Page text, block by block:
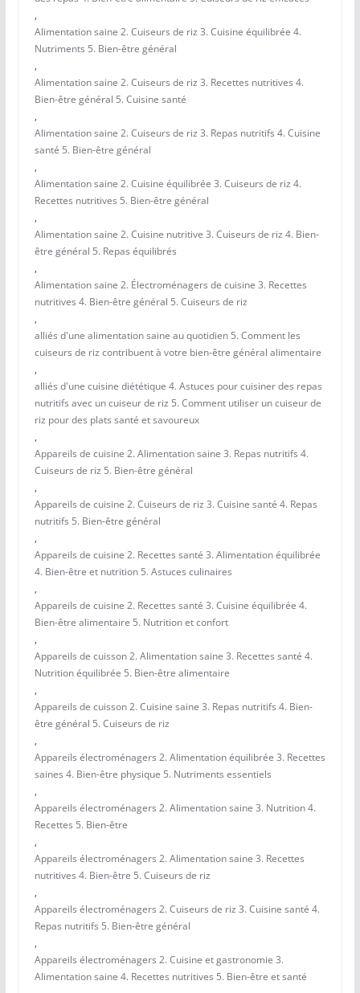
,
Alimentation saine 2. Cuiseurs de riz 3. Cuisine équilibrée 4.
Nutriments 5. Bien-être général
,
Alimentation saine 2. Cuiseurs de riz 3. Recettes nutritives 4.
Bien-être général 5. Cuisine santé
,
Alimentation saine 2. Cuiseurs de riz 3. Repas nutritifs 4. Cuisine
santé 5. Bien-être général
,
Alimentation saine 2. Cuisine équilibrée 3. Cuiseurs de riz 4.
Recettes nutritives 5. Bien-être général
,
Alimentation saine 2. Cuisine nutritive 3. Cuiseurs de riz 4. Bien-
être général 5. Repas équilibrés
,
Alimentation saine 2. Électroménagers de cuisine 3. Recettes
nutritives 4. Bien-être général 5. Cuiseurs de riz
,
alliés d'une alimentation saine au quotidien 5. Comment les
cuiseurs de riz contribuent à votre bien-être général alimentaire
,
alliés d'une cuisine diététique 4. Astuces pour cuisiner des repas
nutritifs avec un cuiseur de riz 5. Comment utiliser un cuiseur de
riz pour des plats santé et savoureux
,
Appareils de cuisine 2. Alimentation saine 3. Repas nutritifs 4.
Cuiseurs de riz 5. Bien-être général
,
Appareils de cuisine 2. Cuiseurs de riz 3. Cuisine santé 4. Repas
nutritifs 5. Bien-être général
,
Appareils de cuisine 2. Recettes santé 3. Alimentation équilibrée
4. Bien-être et nutrition 5. Astuces culinaires
,
Appareils de cuisine 2. Recettes santé 3. Cuisine équilibrée 4.
Bien-être alimentaire 5. Nutrition et confort
,
Appareils de cuisson 2. Alimentation saine 3. Recettes santé 4.
Nutrition équilibrée 5. Bien-être alimentaire
,
Appareils de cuisson 2. Cuisine saine 3. Repas nutritifs 4. Bien-
être général 5. Cuiseurs de riz
,
Appareils électroménagers 2. Alimentation équilibrée 3. Recettes
saines 4. Bien-être physique 5. Nutriments essentiels
,
Appareils électroménagers 2. Alimentation saine 3. Nutrition 4.
Recettes 5. Bien-être
,
Appareils électroménagers 2. Alimentation saine 3. Recettes
nutritives 4. Bien-être 5. Cuiseurs de riz
,
Appareils électroménagers 2. Cuiseurs de riz 3. Cuisine santé 4.
Repas nutritifs 5. Bien-être général
,
Appareils électroménagers 2. Cuisine et gastronomie 3.
Alimentation saine 4. Recettes nutritives 5. Bien-être et santé